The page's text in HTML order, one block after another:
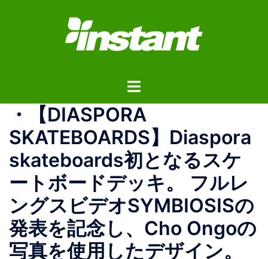
ス
ト
ル
メ
ニ
ュ
ー
・ 【DIASPORA
SKATEBOARDS】 Diaspora
skateboards初となるスケ
ートボードデッキ。 フルレ
ングスビデオSYMBIOSISの
発表を記念し、Cho Ongoの
写真を使用したデザイン。